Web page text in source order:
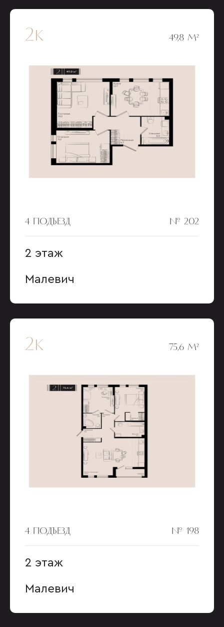
2к 49,8 М²
4 ПОДЪЕЗД № 202
2 этаж
Малевич
2к 75,6 М²
4 ПОДЪЕЗД № 198
2 этаж
Малевич